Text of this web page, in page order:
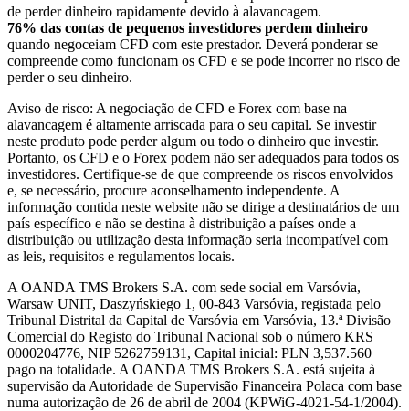
de perder dinheiro rapidamente devido à alavancagem.
76% das contas de pequenos investidores perdem dinheiro
quando negoceiam CFD com este prestador. Deverá ponderar se
compreende como funcionam os CFD e se pode incorrer no risco de
perder o seu dinheiro.
Aviso de risco: A negociação de CFD e Forex com base na
alavancagem é altamente arriscada para o seu capital. Se investir
neste produto pode perder algum ou todo o dinheiro que investir.
Portanto, os CFD e o Forex podem não ser adequados para todos os
investidores. Certifique-se de que compreende os riscos envolvidos
e, se necessário, procure aconselhamento independente. A
informação contida neste website não se dirige a destinatários de um
país específico e não se destina à distribuição a países onde a
distribuição ou utilização desta informação seria incompatível com
as leis, requisitos e regulamentos locais.
A OANDA TMS Brokers S.A. com sede social em Varsóvia,
Warsaw UNIT, Daszyńskiego 1, 00-843 Varsóvia, registada pelo
Tribunal Distrital da Capital de Varsóvia em Varsóvia, 13.ª Divisão
Comercial do Registo do Tribunal Nacional sob o número KRS
0000204776, NIP 5262759131, Capital inicial: PLN 3,537.560
pago na totalidade. A OANDA TMS Brokers S.A. está sujeita à
supervisão da Autoridade de Supervisão Financeira Polaca com base
numa autorização de 26 de abril de 2004 (KPWiG-4021-54-1/2004).